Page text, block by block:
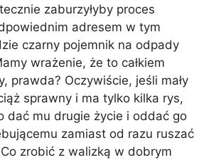
zaburzyłyby proces
adresem w tym
czarny pojemnik na odpady
wrażenie, że to całkiem
prawda? Oczywiście, jeśli mały
sprawny i ma tylko kilka rys,
dać mu drugie życie i oddać go
zamiast od razu ruszać
Co zrobić z walizką w dobrym